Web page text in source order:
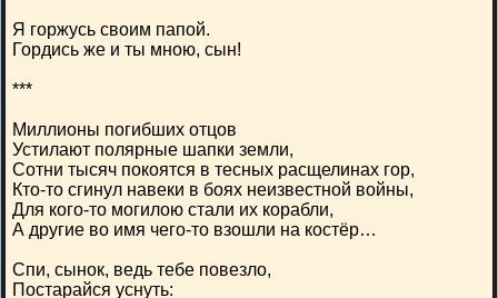
Я горжусь своим папой.
Гордись же и ты мною, сын!
***
Миллионы погибших отцов
Устилают полярные шапки земли,
Сотни тысяч покоятся в тесных расщелинах гор,
Кто-то сгинул навеки в боях неизвестной войны,
Для кого-то могилою стали их корабли,
А другие во имя чего-то взошли на костёр…
Спи, сынок, ведь тебе повезло,
Постарайся уснуть: